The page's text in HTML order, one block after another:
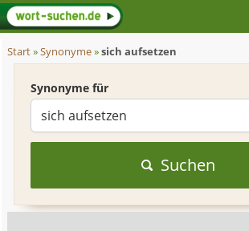
Start»Synonyme»sich aufsetzen
Synonyme für
Suchen